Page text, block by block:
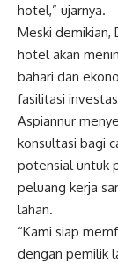
hotel,” ujarnya.
Meski demikian,
hotel akan
bahari dan
fasilitasi
Aspiannur
konsultasi bagi
potensial untuk
peluang kerja
lahan.
“Kami siap
dengan pemilik